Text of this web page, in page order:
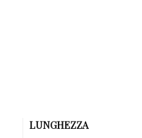
LUNGHEZZA